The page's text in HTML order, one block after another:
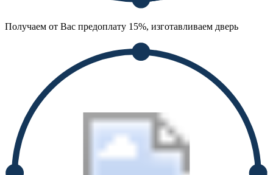
Получаем от Вас предоплату 15%, изготавливаем дверь